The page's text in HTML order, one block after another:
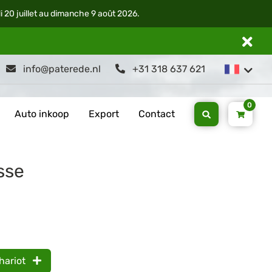
20 juillet au dimanche 9 août 2026.
info@paterede.nl +31 318 637 621
Auto inkoop Export Contact
0